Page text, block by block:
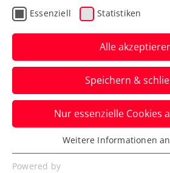
Generali Open
Neumayer
Duell mit Ofner
Der Salzburger feiert
Sieg im Hauptbewerb eines
Verfasst von: Manuel Wachta, 23.07.2024
Essenziell Statistiken
Alle
Speichern &
Nur essenzielle Cookies
Essenziell
Essenzielle Cookies werden für
Weitere Informationen
Powered by